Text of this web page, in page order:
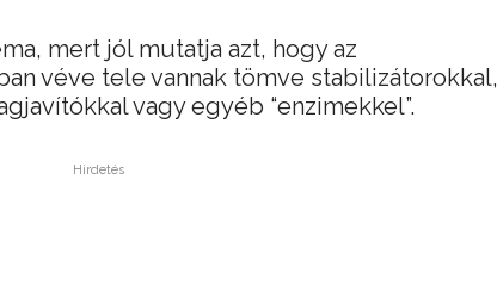
mert jól mutatja azt, hogy az
véve tele vannak tömve stabilizátorokkal,
vagy egyéb “enzimekkel”.
Hirdetés